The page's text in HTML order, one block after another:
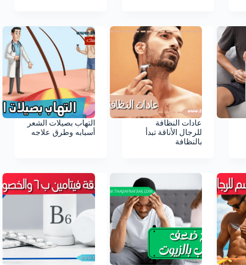
عادات النظافة
للرجال الأناقة تبدأ
بالنظافة
التهاب بصيلات الشعر
أسبابه وطرق علاجه